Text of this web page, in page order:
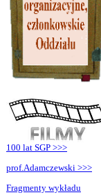
100 lat SGP >>>
prof.Adamczewski >>>
Fragmenty wykładu